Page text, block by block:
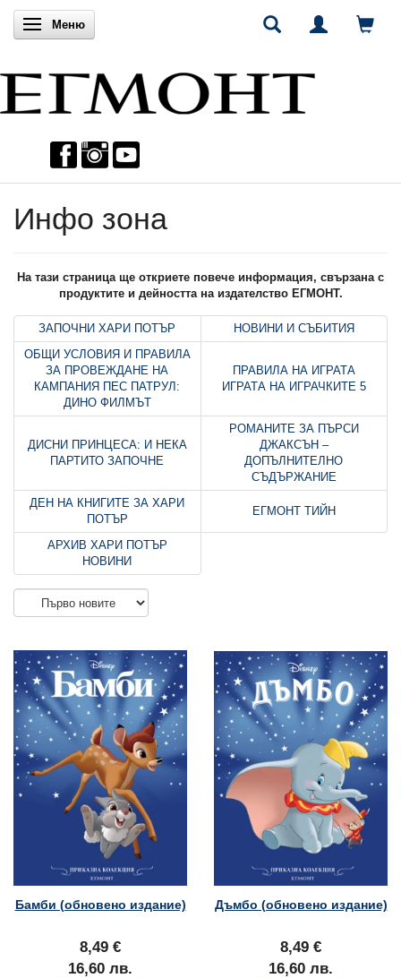
Включи навигацията
Меню
Инфо зона
На тази страница ще откриете повече информация, свързана с
продуктите и дейността на издателство ЕГМОНТ.
ЗАПОЧНИ ХАРИ ПОТЪР
НОВИНИ И СЪБИТИЯ
ОБЩИ УСЛОВИЯ И ПРАВИЛА
ЗА ПРОВЕЖДАНЕ НА
КАМПАНИЯ ПЕС ПАТРУЛ:
ДИНО ФИЛМЪТ
ПРАВИЛА НА ИГРАТА
ИГРАТА НА ИГРАЧКИТЕ 5
ДИСНИ ПРИНЦЕСА: И НЕКА
ПАРТИТО ЗАПОЧНЕ
РОМАНИТЕ ЗА ПЪРСИ
ДЖАКСЪН –
ДОПЪЛНИТЕЛНО
СЪДЪРЖАНИЕ
ДЕН НА КНИГИТЕ ЗА ХАРИ
ПОТЪР
ЕГМОНТ ТИЙН
АРХИВ ХАРИ ПОТЪР
НОВИНИ
Бамби (обновено издание)
8,49 €
16,60 лв.
Дъмбо (обновено издание)
8,49 €
16,60 лв.